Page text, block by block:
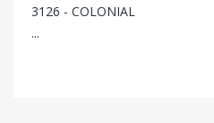
3126 - COLONIAL
...